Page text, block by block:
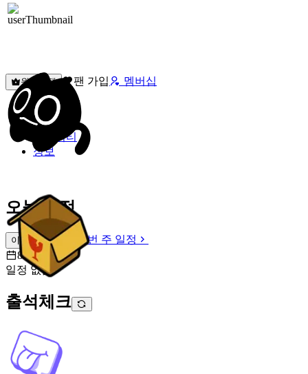
원픽선택 팬 가입 멤버십
밐타운
피드
커뮤니티
정보
오늘 일정
이번 주 일정
이번 주 일정
8월 6일 [목]
일정 없음
출석체크